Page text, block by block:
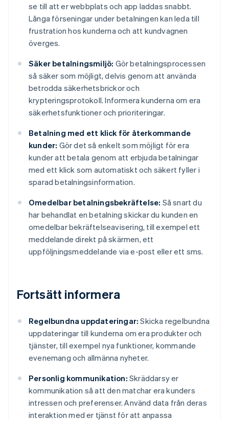
se till att er webbplats och app laddas snabbt.
Långa förseningar under betalningen kan leda till
frustration hos kunderna och att kundvagnen
överges.
Säker betalningsmiljö: Gör betalningsprocessen
så säker som möjligt, delvis genom att använda
betrodda säkerhetsbrickor och
krypteringsprotokoll. Informera kunderna om era
säkerhetsfunktioner och prioriteringar.
Betalning med ett klick för återkommande
kunder: Gör det så enkelt som möjligt för era
kunder att betala genom att erbjuda betalningar
med ett klick som automatiskt och säkert fyller i
sparad betalningsinformation.
Omedelbar betalningsbekräftelse: Så snart du
har behandlat en betalning skickar du kunden en
omedelbar bekräftelseavisering, till exempel ett
meddelande direkt på skärmen, ett
uppföljningsmeddelande via e-post eller ett sms.
Fortsätt informera
Regelbundna uppdateringar: Skicka regelbundna
uppdateringar till kunderna om era produkter och
tjänster, till exempel nya funktioner, kommande
evenemang och allmänna nyheter.
Personlig kommunikation: Skräddarsy er
kommunikation så att den matchar era kunders
intressen och preferenser. Använd data från deras
interaktion med er tjänst för att anpassa